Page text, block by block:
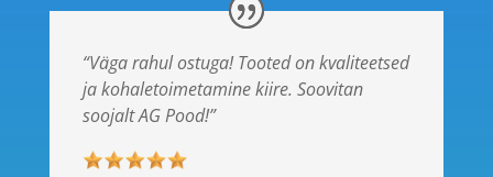
“Väga rahul ostuga! Tooted on kvaliteetsed
ja kohaletoimetamine kiire. Soovitan
soojalt AG Pood!”